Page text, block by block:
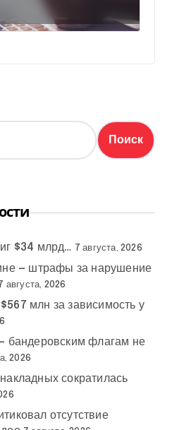
$34 млрд… 7 августа, 2026
— штрафы за нарушение
7 августа, 2026
млн за зависимость у
бандеровским флагам не
2026
сократилась
отсутствие